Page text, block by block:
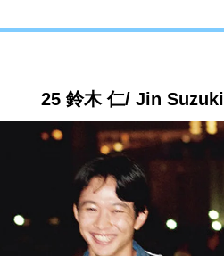
25 鈴木 仁/ Jin Suzuki